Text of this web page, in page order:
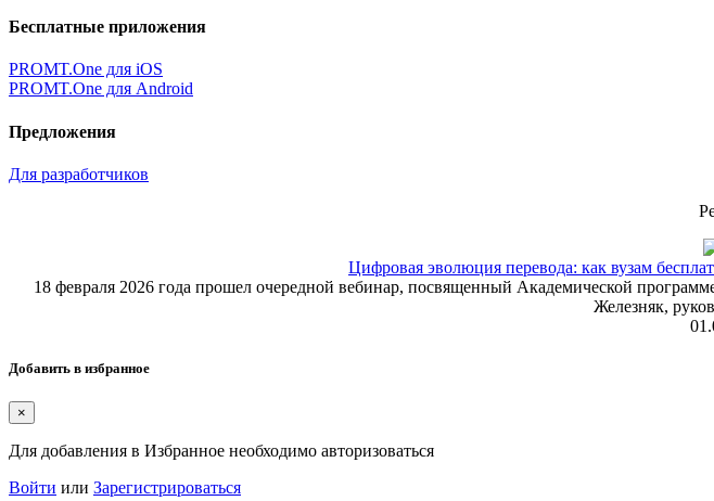
Бесплатные приложения
PROMT.One для iOS
PROMT.One для Android
Предложения
Для разработчиков
Цифровая эволюция перевода: как вузам
18 февраля 2026 года прошел очередной вебинар, посвященный Академической
Железняк,
Добавить в избранное
×
Для добавления в Избранное необходимо авторизоваться
Войти или Зарегистрироваться